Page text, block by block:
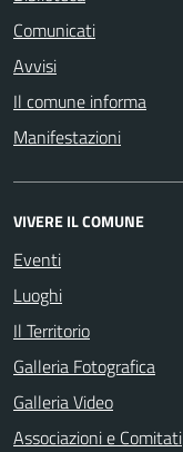
Comunicati
Avvisi
Il comune informa
Manifestazioni
VIVERE IL COMUNE
Eventi
Luoghi
Il Territorio
Galleria Fotografica
Galleria Video
Associazioni e Comitati